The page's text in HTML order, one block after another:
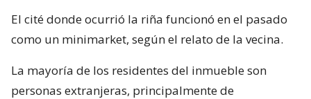
El cité donde ocurrió la riña funcionó en el pasado
como un minimarket, según el relato de la vecina.
La mayoría de los residentes del inmueble son
personas extranjeras, principalmente de